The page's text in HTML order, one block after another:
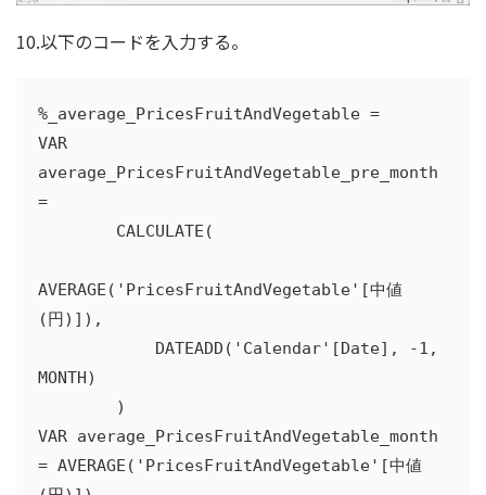
10.以下のコードを入力する。
%_average_PricesFruitAndVegetable =
VAR
average_PricesFruitAndVegetable_pre_month
=
CALCULATE(
AVERAGE('PricesFruitAndVegetable'[中値
(円)]),
DATEADD('Calendar'[Date], -1,
MONTH)
)
VAR average_PricesFruitAndVegetable_month
= AVERAGE('PricesFruitAndVegetable'[中値